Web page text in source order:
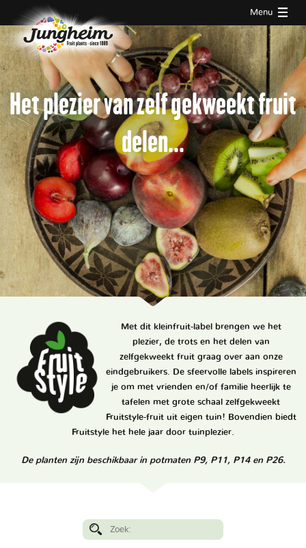
Menu
Het plezier van zelf gekweekt fruit
delen...
Met dit kleinfruit-label brengen we het
plezier, de trots en het delen van
zelfgekweekt fruit graag over aan onze
eindgebruikers. De sfeervolle labels inspireren
je om met vrienden en/of familie heerlijk te
tafelen met grote schaal zelfgekweekt
Fruitstyle-fruit uit eigen tuin! Bovendien biedt
Fruitstyle het hele jaar door tuinplezier.
De planten zijn beschikbaar in potmaten P9, P11, P14 en P26.